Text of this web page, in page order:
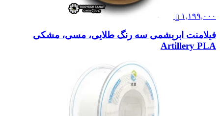
۱,۱۹۹,۰۰۰
فیلامنت ابریشمی سه رنگ طلایی، مسی، مشکی
Artillery PLA